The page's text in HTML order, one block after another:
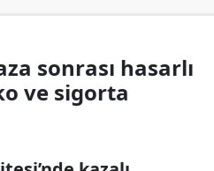
sonrası hasarlı
ve sigorta